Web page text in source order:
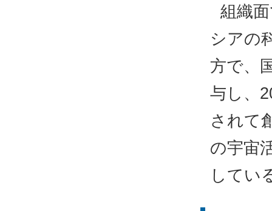
組織
シアの
方で、
与し、
されて
の宇宙
してい